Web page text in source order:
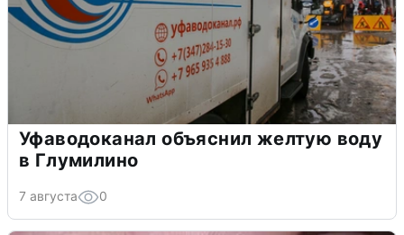
Уфаводоканал объяснил желтую воду
в Глумилино
7 августа 0